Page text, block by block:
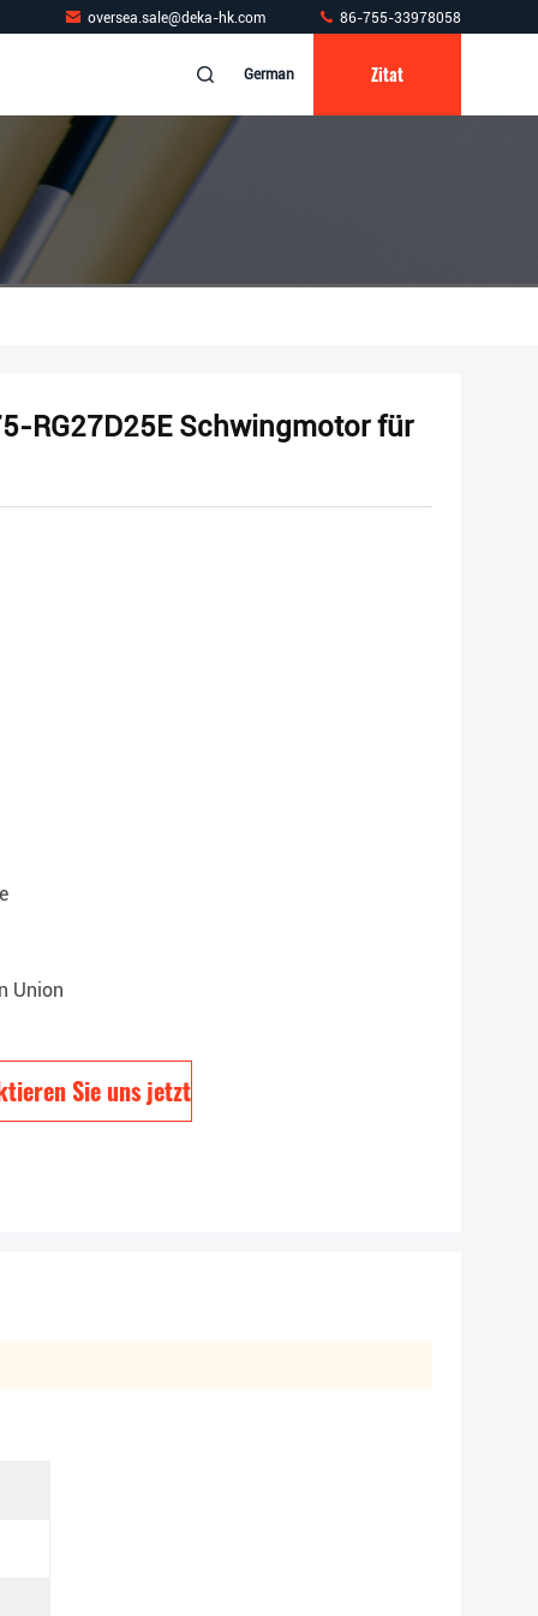
oversea.sale@deka-hk.com 86-755-33978058
German Zitat
RG27D25E Schwingmotor für
Union
Sie uns jetzt